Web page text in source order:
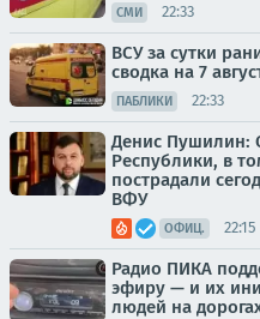
СМИ 22:33
ВСУ за сутки
сводка на 7
ПАБЛИКИ 22:33
Денис Пушилин:
Республики, в
пострадали
ВФУ
ОФИЦ. 22:15
Радио ПИКА
эфиру — и их
людей на